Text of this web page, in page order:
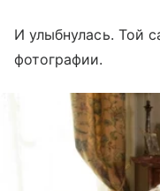
И улыбнулась. Той
фотографии.